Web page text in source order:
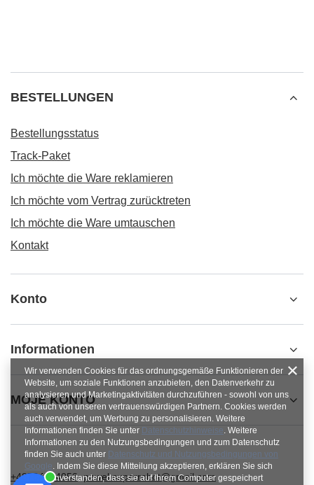
BESTELLUNGEN
Bestellungsstatus
Track-Paket
Ich möchte die Ware reklamieren
Ich möchte vom Vertrag zurücktreten
Ich möchte die Ware umtauschen
Kontakt
Konto
Informationen
MOJE KONTO
+48784454053 pawel.superrobot@gmail.com
Wir verwenden Cookies für das ordnungsgemäße Funktionieren der
Website, um soziale Funktionen anzubieten, den Datenverkehr zu
analysieren und Marketingaktivitäten durchzuführen - sowohl von uns
als auch von unseren vertrauenswürdigen Partnern. Cookies werden
auch verwendet, um Werbung zu personalisieren. Weitere
Informationen finden Sie unter Datenschutzhinweise. Weitere
Informationen zu den Nutzungsbedingungen und zum Datenschutz
finden Sie auch unter Datenschutz und Nutzungsbedingungen von
Google. Indem Sie diese Mitteilung akzeptieren, erklären Sie sich
damit einverstanden, dass sie auf Ihrem Computer gespeichert